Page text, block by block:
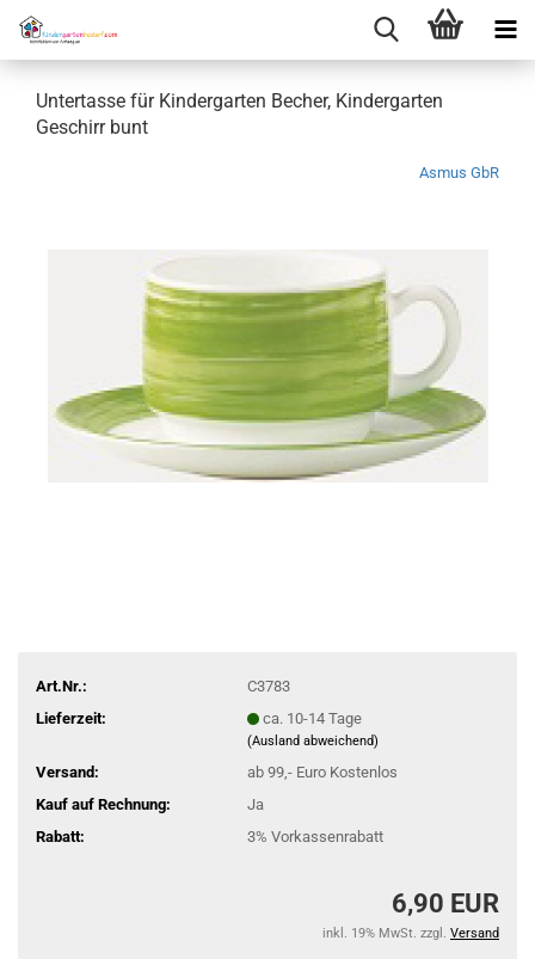
Untertasse für Kindergarten Becher, Kindergarten
Geschirr bunt
Asmus GbR
Art.Nr.:
C3783
Lieferzeit:
ca. 10-14 Tage
(Ausland abweichend)
Versand:
ab 99,- Euro Kostenlos
Kauf auf Rechnung:
Ja
Rabatt:
3% Vorkassenrabatt
6,90 EUR
inkl. 19% MwSt. zzgl. Versand